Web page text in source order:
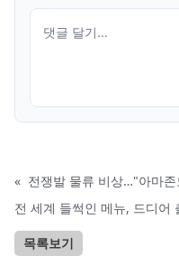
« 전쟁발 물류 비상…"아마
목록보기